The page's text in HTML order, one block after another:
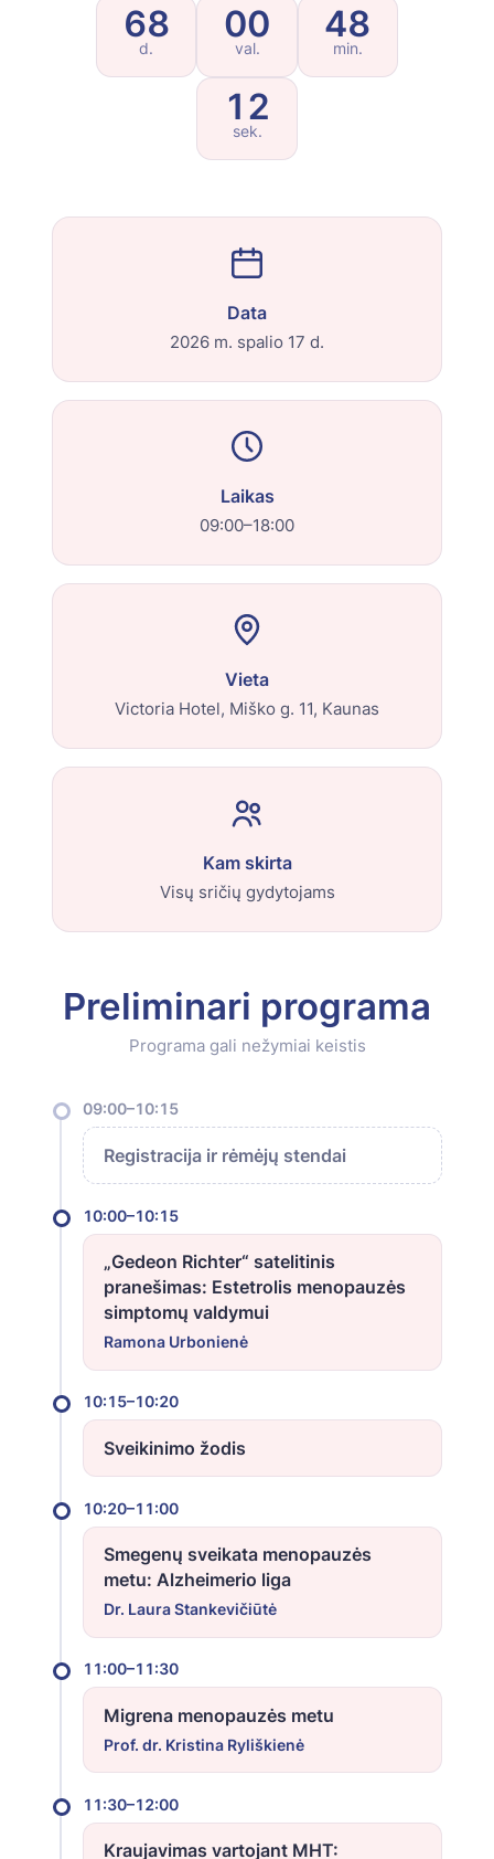
68
d.
00
val.
48
min.
11
sek.
Data
2026 m. spalio 17 d.
Laikas
09:00–18:00
Vieta
Victoria Hotel, Miško g. 11, Kaunas
Kam skirta
Visų sričių gydytojams
Preliminari programa
Programa gali nežymiai keistis
09:00–10:15
Registracija ir rėmėjų stendai
10:00–10:15
„Gedeon Richter“ satelitinis
pranešimas: Estetrolis menopauzės
simptomų valdymui
Ramona Urbonienė
10:15–10:20
Sveikinimo žodis
10:20–11:00
Smegenų sveikata menopauzės
metu: Alzheimerio liga
Dr. Laura Stankevičiūtė
11:00–11:30
Migrena menopauzės metu
Prof. dr. Kristina Ryliškienė
11:30–12:00
Kraujavimas vartojant MHT: